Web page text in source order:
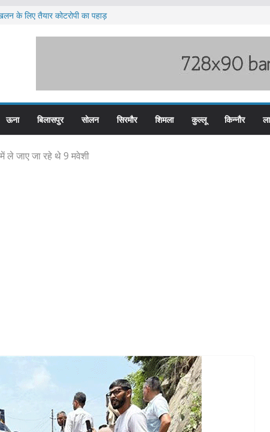
के लिए तैयार कोटरोपी का पहाड़
होंगी वार्षिक परीक्षाएं
ऊना बिलासपुर सोलन सिरमौर शिमला कुल्लू किन्नौर
ले जाए जा रहे थे 9 मवेशी